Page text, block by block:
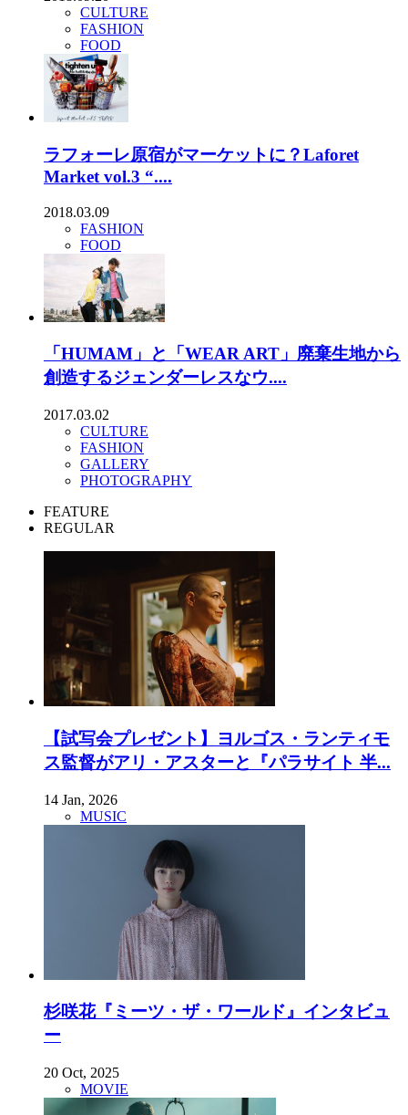
CULTURE
FASHION
FOOD
ラフォーレ原宿がマーケットに？Laforet
Market vol.3 “....
2018.03.09
FASHION
FOOD
「HUMAM」と「WEAR ART」廃棄生地から
創造するジェンダーレスなウ....
2017.03.02
CULTURE
FASHION
GALLERY
PHOTOGRAPHY
FEATURE
REGULAR
【試写会プレゼント】ヨルゴス・ランティモ
ス監督がアリ・アスターと『パラサイト 半...
14 Jan, 2026
MUSIC
杉咲花『ミーツ・ザ・ワールド』インタビュ
ー
20 Oct, 2025
MOVIE